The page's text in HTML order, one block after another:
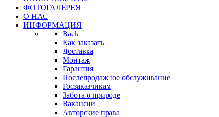
ФОТОГАЛЕРЕЯ
О НАС
ИНФОРМАЦИЯ
Back
Как заказать
Доставка
Монтаж
Гарантия
Послепродажное обслуживание
Госзаказчикам
Забота о природе
Вакансии
Авторские права